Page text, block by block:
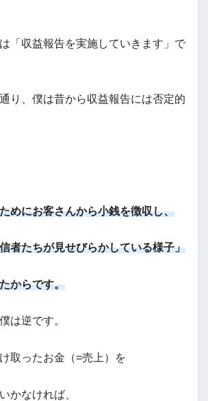
「収益報告を実施していきます」で
り、僕は昔から収益報告には否定的
めにお客さんから小銭を徴収し、
者たちが見せびらかしている様子」
からです。
は逆です。
取ったお金（=売上）を
かなければ、